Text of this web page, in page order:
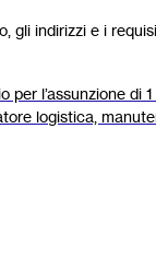
gli indirizzi e i
per l’assunzione
logistica,